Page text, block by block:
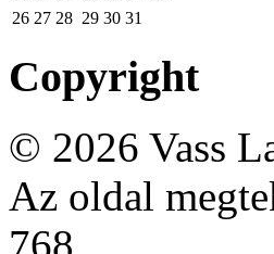
26 27 28 29 30 31
Copyright
© 2026 Vass
Az oldal